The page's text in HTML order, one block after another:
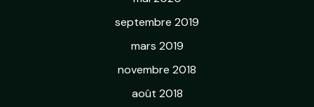
septembre 2019
mars 2019
novembre 2018
août 2018